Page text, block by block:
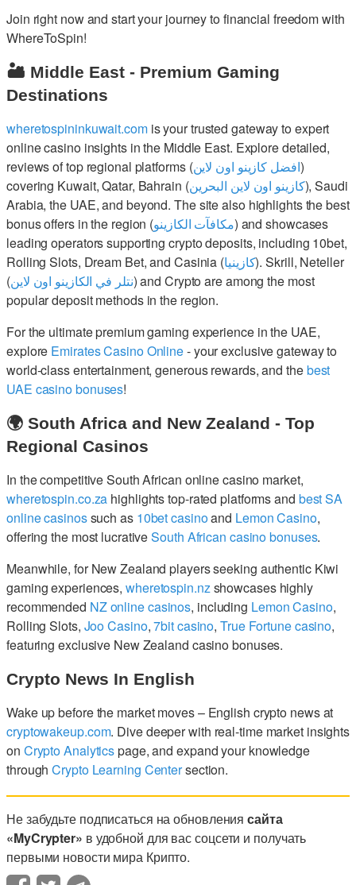
Join right now and start your journey to financial freedom with
WhereToSpin!
🏜️ Middle East - Premium Gaming
Destinations
wheretospininkuwait.comis your trusted gateway to expert
online casino insights in the Middle East. Explore detailed,
reviews of top regional platforms (افضل كازينو اون لاين)
covering Kuwait, Qatar, Bahrain (كازينو اون لاين البحرين), Saudi
Arabia, the UAE, and beyond. The site also highlights the best
bonus offers in the region (مكافآت الكازينو) and showcases
leading operators supporting crypto deposits, including 10bet,
Rolling Slots, Dream Bet, and Casinia (كازينيا). Skrill, Neteller
(نتلر في الكازينو اون لاين) and Crypto are among the most
popular deposit methods in the region.
For the ultimate premium gaming experience in the UAE,
explore Emirates Casino Online- your exclusive gateway to
world-class entertainment, generous rewards, and thebest
UAE casino bonuses!
🌍 South Africa and New Zealand - Top
Regional Casinos
In the competitive South African online casino market,
wheretospin.co.za highlights top-rated platforms and best SA
online casinossuch as 10bet casinoand Lemon Casino,
offering the most lucrativeSouth African casino bonuses.
Meanwhile, for New Zealand players seeking authentic Kiwi
gaming experiences, wheretospin.nzshowcases highly
recommended NZ online casinos, including Lemon Casino,
Rolling Slots, Joo Casino,7bit casino,True Fortune casino,
featuring exclusive New Zealand casino bonuses.
Crypto News In English
Wake up before the market moves – English crypto news at
cryptowakeup.com. Dive deeper with real-time market insights
on Crypto Analyticspage, and expand your knowledge
throughCrypto Learning Centersection.
Не забудьте подписаться на обновлениясайта
«MyCrypter» в удобной для вас соцсети и получать
первыми новости мира Крипто.